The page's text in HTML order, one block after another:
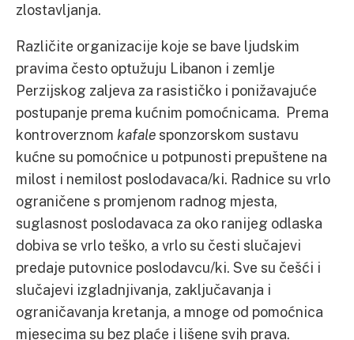
zlostavljanja.
Različite organizacije koje se bave ljudskim
pravima često optužuju Libanon i zemlje
Perzijskog zaljeva za rasističko i ponižavajuće
postupanje prema kućnim pomoćnicama. Prema
kontroverznom kafalesponzorskom sustavu
kućne su pomoćnice u potpunosti prepuštene na
milost i nemilost poslodavaca/ki. Radnice su vrlo
ograničene s promjenom radnog mjesta,
suglasnost poslodavaca za oko ranijeg odlaska
dobiva se vrlo teško, a vrlo su česti slučajevi
predaje putovnice poslodavcu/ki. Sve su češći i
slučajevi izgladnjivanja, zaključavanja i
ograničavanja kretanja, a mnoge od pomoćnica
mjesecima su bez plaće i lišene svih prava.